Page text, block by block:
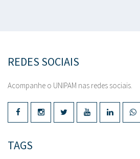
REDES SOCIAIS
Acompanhe o UNIPAM nas redes sociais.
TAGS